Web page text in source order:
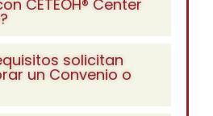
CETEOH® Center
solicitan
un Convenio o